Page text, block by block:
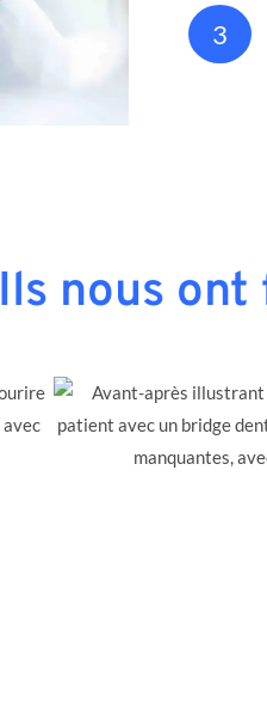
3
Ils nous